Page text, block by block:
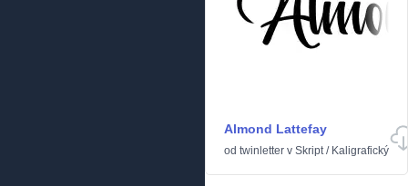
Almond Lattefay
od twinletter v Skript/ Kaligrafický